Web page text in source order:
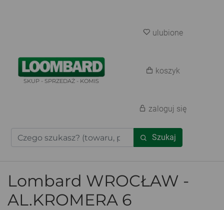
SKUP - SPRZEDAŻ - KOMIS
Szukaj
ulubione
koszyk
zaloguj się
Lombard WROCŁAW -
AL.KROMERA 6